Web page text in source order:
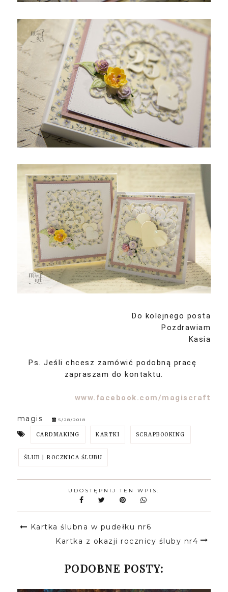
Do kolejnego posta
Pozdrawiam
Kasia
Ps. Jeśli chcesz zamówić podobną pracę
zapraszam do kontaktu.
www.facebook.com/magiscraft
magis 5/28/2018
CARDMAKING KARTKI SCRAPBOOKING
ŚLUB | ROCZNICA ŚLUBU
UDOSTĘPNIJ TEN WPIS:
Kartka ślubna w pudełku nr6
Kartka z okazji rocznicy śluby nr4
PODOBNE POSTY: